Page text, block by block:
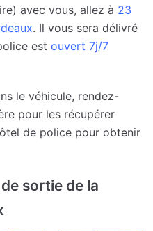
avec vous, allez à 23
. Il vous sera délivré
est ouvert 7j/7
le véhicule, rendez-
pour les récupérer
de police pour obtenir
sortie de la